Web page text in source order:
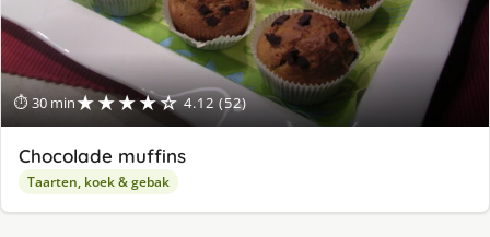
⏱ 30 min★★★★☆ 4.12 (52)
Chocolade muffins
Taarten, koek & gebak